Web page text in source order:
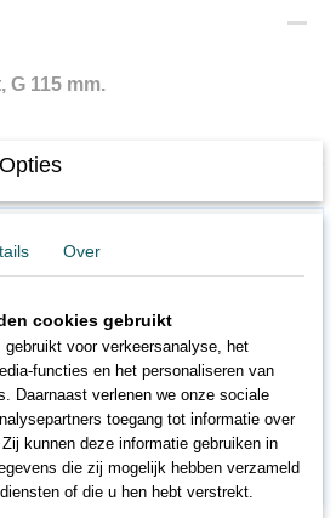
G 115 mm.
Over
cookies gebruikt
gebruikt voor verkeersanalyse, het
functies en het personaliseren van
Daarnaast verlenen we onze sociale
toegang tot informatie over
kunnen deze informatie gebruiken in
die zij mogelijk hebben verzameld
of die u hen hebt verstrekt.